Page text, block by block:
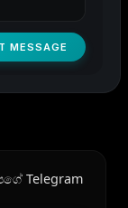
MESSAGE
Telegram